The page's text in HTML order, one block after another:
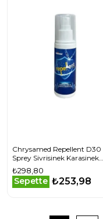
Chrysamed Repellent D30
Sprey Sivrisinek Karasinek
Tatarcık Kene Kovucu
Koruyucu Sprey 100 ml
₺298,80
Sepette ₺253,98